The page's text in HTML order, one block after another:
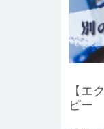
【エ
ピー